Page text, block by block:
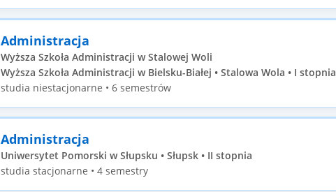
Administracja
Wyższa Szkoła Administracji w Stalowej Woli
Wyższa Szkoła Administracji w Bielsku-Białej • Stalowa Wola • I stopnia
studia niestacjonarne • 6 semestrów
Administracja
Uniwersytet Pomorski w Słupsku • Słupsk • II stopnia
studia stacjonarne • 4 semestry